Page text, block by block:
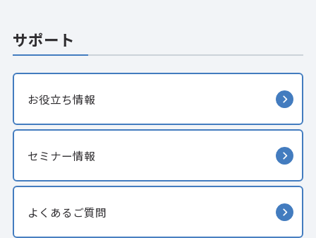
サポート
お役立ち情報
セミナー情報
よくあるご質問